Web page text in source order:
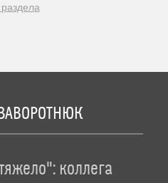
коллега